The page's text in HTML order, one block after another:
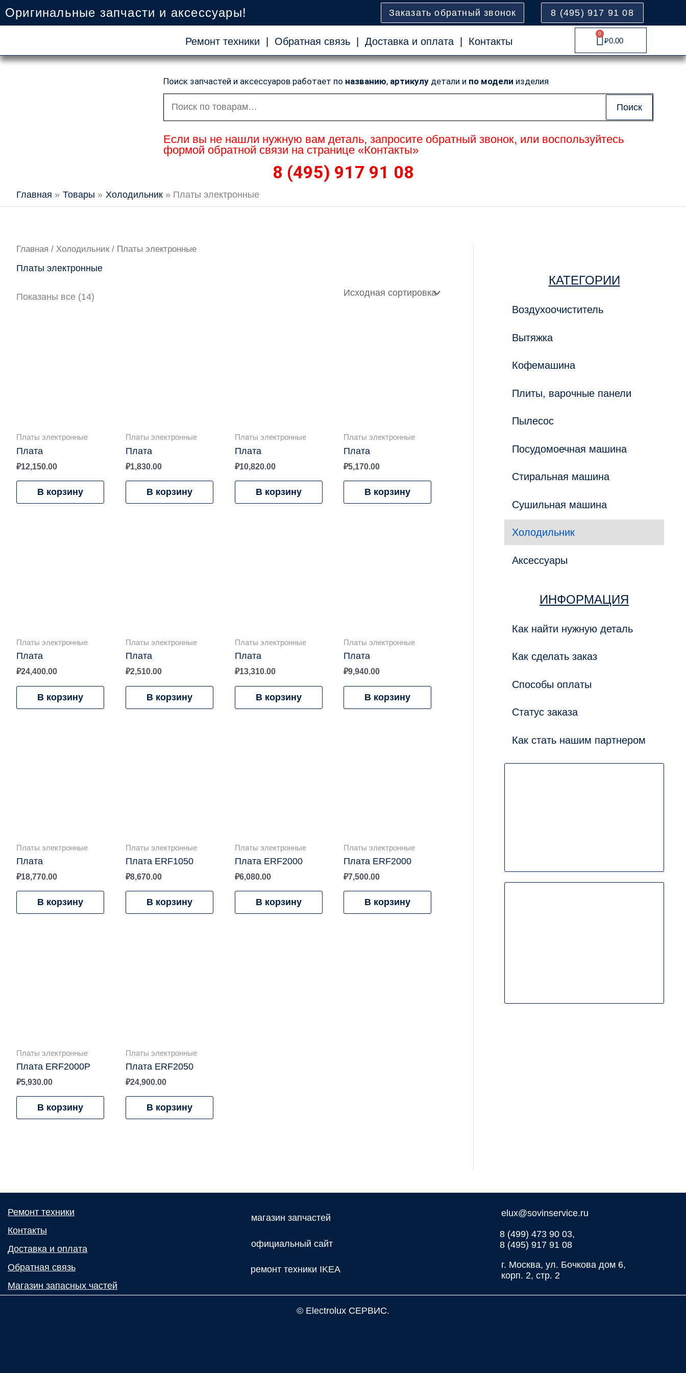
содержимому
Оригинальные запчасти и аксессуары! Заказать обратный звонок 8 (495) 917 91 08
Ремонт техники | Обратная связь| Доставка и оплата| Контакты ₽0.00
0
Cart
Поиск запчастей и аксессуаров работает по названию, артикулу детали и по модели изделия
Искать:
Поиск
Если вы не нашли нужную вам деталь, запросите обратный звонок, или воспользуйтесь
формой обратной связи на странице «Контакты»
8 (495) 917 91 08
Главная Товары Холодильник Платы электронные
Главная / Холодильник/ Платы электронные
Платы электронные
Показаны все (14)
Платы электронные
Плата
₽12,150.00
В корзину
Платы электронные
Плата
₽1,830.00
В корзину
Платы электронные
Плата
₽10,820.00
В корзину
Платы электронные
Плата
₽5,170.00
В корзину
Платы электронные
Плата
₽24,400.00
В корзину
Платы электронные
Плата
₽2,510.00
В корзину
Платы электронные
Плата
₽13,310.00
В корзину
Платы электронные
Плата
₽9,940.00
В корзину
Платы электронные
Плата
₽18,770.00
В корзину
Платы электронные
Плата ERF1050
₽8,670.00
В корзину
Платы электронные
Плата ERF2000
₽6,080.00
В корзину
Платы электронные
Плата ERF2000
₽7,500.00
В корзину
Платы электронные
Плата ERF2000P
₽5,930.00
В корзину
Платы электронные
Плата ERF2050
₽24,900.00
В корзину
КАТЕГОРИИ
Воздухоочиститель
Вытяжка
Кофемашина
Плиты, варочные панели
Пылесос
Посудомоечная машина
Стиральная машина
Сушильная машина
Холодильник
Аксессуары
ИНФОРМАЦИЯ
Как найти нужную деталь
Как сделать заказ
Способы оплаты
Статус заказа
Как стать нашим партнером
Ремонт техники
Контакты
Доставка и оплата
Обратная связь
Магазин запасных частей
магазин запчастей
официальный сайт
ремонт техники IKEA
elux@sovinservice.ru
8 (499) 473 90 03,
8 (495) 917 91 08
г. Москва, ул. Бочкова дом 6,
корп. 2, стр. 2
© Electrolux СЕРВИС.